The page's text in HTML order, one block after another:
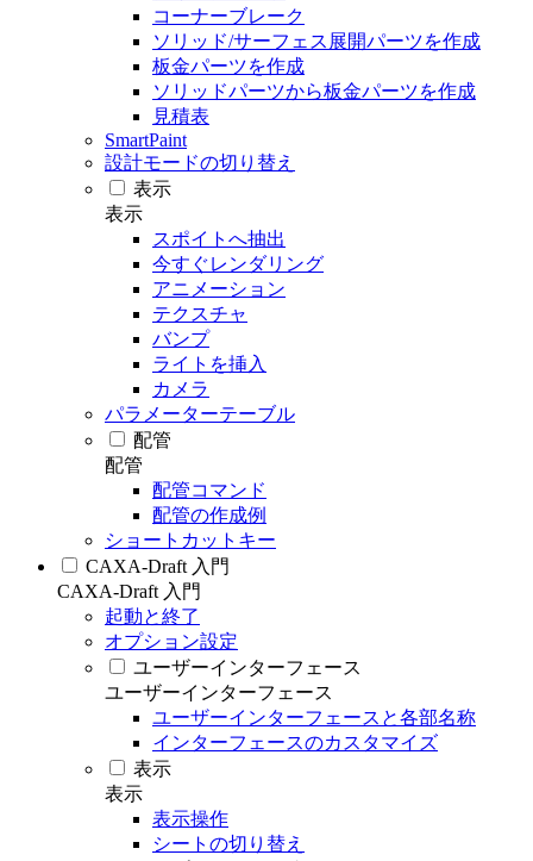
コーナーブレーク
ソリッド/サーフェス展開パーツを作成
板金パーツを作成
ソリッドパーツから板金パーツを作成
見積表
SmartPaint
設計モードの切り替え
表示
表示
スポイトへ抽出
今すぐレンダリング
アニメーション
テクスチャ
バンプ
ライトを挿入
カメラ
パラメーターテーブル
配管
配管
配管コマンド
配管の作成例
ショートカットキー
CAXA-Draft 入門
CAXA-Draft 入門
起動と終了
オプション設定
ユーザーインターフェース
ユーザーインターフェース
ユーザーインターフェースと各部名称
インターフェースのカスタマイズ
表示
表示
表示操作
シートの切り替え